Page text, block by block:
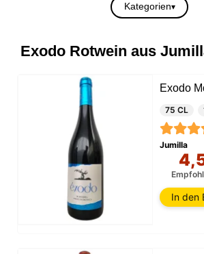
Kategorien
Exodo Rotwein aus
Exodo
75 CL
Jumilla
In den